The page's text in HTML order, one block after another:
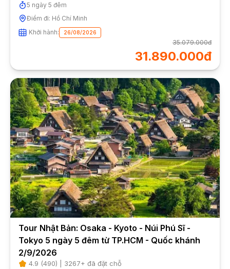
5 ngày 5 đêm
Điểm đi: Hồ Chí Minh
Khởi hành:
26/08/2026
35.079.000đ
31.890.000đ
Tour Nhật Bản: Osaka - Kyoto - Núi Phú Sĩ -
Tokyo 5 ngày 5 đêm từ TP.HCM - Quốc khánh
2/9/2026
4.9 (490) | 3267+ đã đặt chỗ